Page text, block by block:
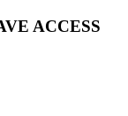
ACCESS